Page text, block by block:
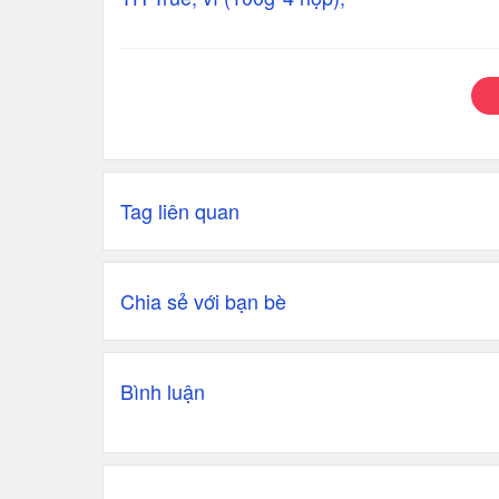
Tag liên quan
Chia sẻ với bạn bè
Bình luận